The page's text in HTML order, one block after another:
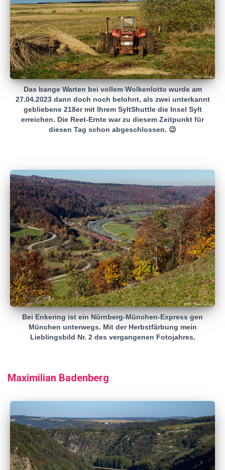
Das bange Warten bei vollem Wolkenlotto wurde am
27.04.2023 dann doch noch belohnt, als zwei unterkannt
gebliebene 218er mit Ihrem SyltShuttle die Insel Sylt
erreichen. Die Reet-Ernte war zu diesem Zeitpunkt für
diesen Tag schon abgeschlossen. 😉
Bei Enkering ist ein Nürnberg-München-Express gen
München unterwegs. Mit der Herbstfärbung mein
Lieblingsbild Nr. 2 des vergangenen Fotojahres.
Maximilian Badenberg